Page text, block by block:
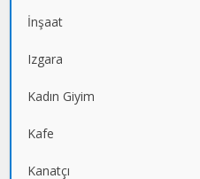
İnşaat
Izgara
Kadın Giyim
Kafe
Kanatçı